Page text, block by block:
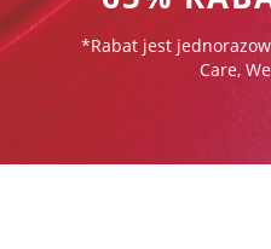
*Rabat jest
Care,